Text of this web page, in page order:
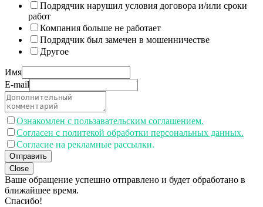
Подрядчик нарушил условия договора и/или сроки
работ
Компания больше не работает
Подрядчик был замечен в мошенничестве
Другое
Имя
E-mail
Ознакомлен с пользавательским соглашением.
Согласен с политекой обработки персональных данных.
Согласие на рекламные рассылки.
Отправить
Close
Ваше обращение успешно отправлено и будет обработано в
ближайшее время.
Спасибо!